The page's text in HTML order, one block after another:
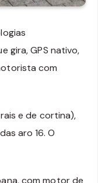
gira, GPS nativo,
com
e de cortina),
aro 16. O
com motor de